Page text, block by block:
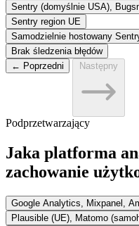
Sentry (domyślnie USA),
Sentry region UE
Samodzielnie hostowany
Brak śledzenia błędów
← Poprzedni
Następny
Podprzetwarzający
Jaka platforma
zachowanie
Google Analytics, Mixpanel,
Plausible (UE), Matomo